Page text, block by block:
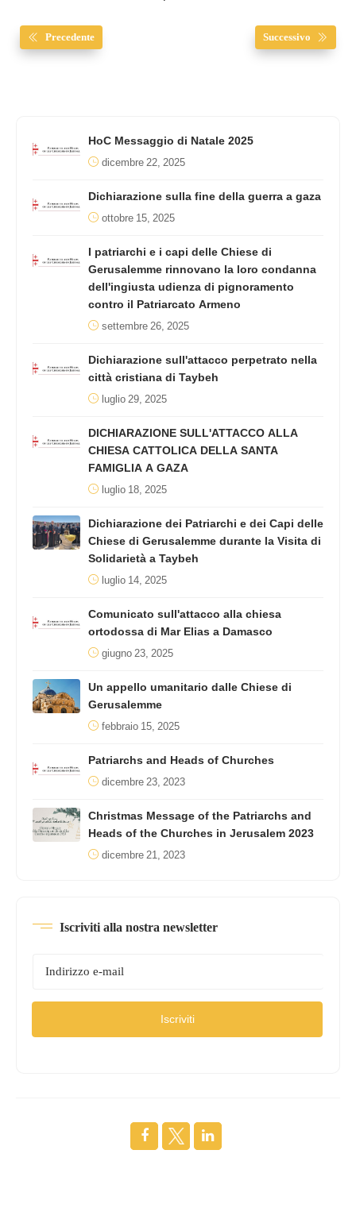
Precedente Successivo
HoC Messaggio di Natale 2025
dicembre 22, 2025
Dichiarazione sulla fine della guerra a gaza
ottobre 15, 2025
I patriarchi e i capi delle Chiese di
Gerusalemme rinnovano la loro condanna
dell'ingiusta udienza di pignoramento
contro il Patriarcato Armeno
settembre 26, 2025
Dichiarazione sull'attacco perpetrato nella
città cristiana di Taybeh
luglio 29, 2025
DICHIARAZIONE SULL'ATTACCO ALLA
CHIESA CATTOLICA DELLA SANTA
FAMIGLIA A GAZA
luglio 18, 2025
Dichiarazione dei Patriarchi e dei Capi delle
Chiese di Gerusalemme durante la Visita di
Solidarietà a Taybeh
luglio 14, 2025
Comunicato sull'attacco alla chiesa
ortodossa di Mar Elias a Damasco
giugno 23, 2025
Un appello umanitario dalle Chiese di
Gerusalemme
febbraio 15, 2025
Patriarchs and Heads of Churches
dicembre 23, 2023
Christmas Message of the Patriarchs and
Heads of the Churches in Jerusalem 2023
dicembre 21, 2023
Iscriviti alla nostra newsletter
Iscriviti